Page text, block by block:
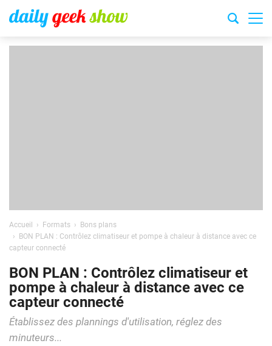
Accueil Formats
Bons plans
BON PLAN : Contrôlez climatiseur et pompe à chaleur à distance avec ce
capteur connecté
BON PLAN : Contrôlez climatiseur et
pompe à chaleur à distance avec ce
capteur connecté
Établissez des plannings d'utilisation, réglez des
minuteurs...